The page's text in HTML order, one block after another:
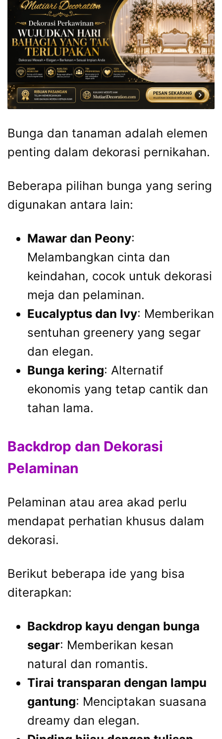
Bunga dan tanaman adalah elemen
penting dalam dekorasi pernikahan.
Beberapa pilihan bunga yang sering
digunakan antara lain:
Mawar dan Peony:
Melambangkan cinta dan
keindahan, cocok untuk dekorasi
meja dan pelaminan.
Eucalyptus dan Ivy: Memberikan
sentuhan greenery yang segar
dan elegan.
Bunga kering: Alternatif
ekonomis yang tetap cantik dan
tahan lama.
Backdrop dan Dekorasi
Pelaminan
Pelaminan atau area akad perlu
mendapat perhatian khusus dalam
dekorasi.
Berikut beberapa ide yang bisa
diterapkan:
Backdrop kayu dengan bunga
segar: Memberikan kesan
natural dan romantis.
Tirai transparan dengan lampu
gantung: Menciptakan suasana
dreamy dan elegan.